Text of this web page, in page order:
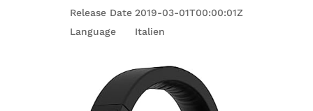
Release Date 2019-03-01T00:00:01Z
Language
Italien